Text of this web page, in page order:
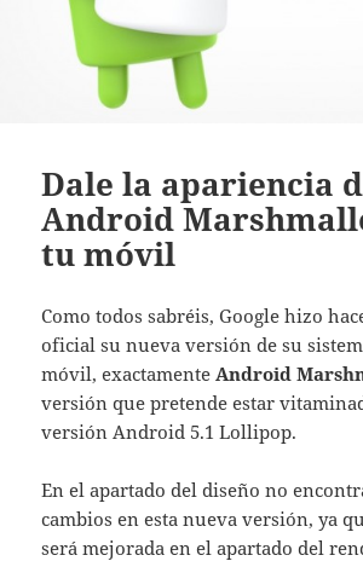
Dale la apariencia
Android
tu móvil
Como todos sabréis, Google hizo
oficial su nueva versión de su
móvil, exactamente Android
versión que pretende estar
versión Android 5.1 Lollipop.
En el apartado del diseño no
cambios en esta nueva versión, ya
será mejorada en el apartado del